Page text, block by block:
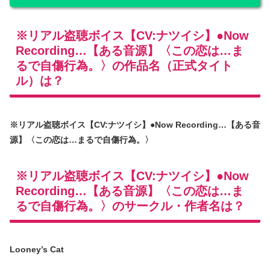
※リアル盗聴ボイス【CV:ナツイシ】●Now
Recording…【ある音源】〈この恋は…ま
るで自傷行為。〉の作品名（正式タイト
ル）は？
※リアル盗聴ボイス【CV:ナツイシ】●Now Recording…【ある音
源】〈この恋は…まるで自傷行為。〉
※リアル盗聴ボイス【CV:ナツイシ】●Now
Recording…【ある音源】〈この恋は…ま
るで自傷行為。〉のサークル・作者名は？
Looney’s Cat